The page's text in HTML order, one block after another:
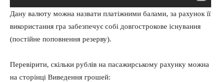
Дану валюту можна назвати платіжними балами, за рахунок її
використання гра забезпечує собі довгострокове існування
(постійне поповнення резерву).
Перевірити, скільки рублів на пасажирському рахунку можна
на сторінці Виведення грошей: